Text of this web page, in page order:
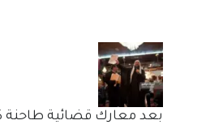
بعد معارك قضائية طاحنة